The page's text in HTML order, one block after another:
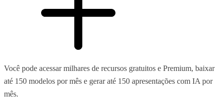
Você pode acessar milhares de recursos gratuitos e Premium, baixar
até 150 modelos por mês e gerar até 150 apresentações com IA por
mês.